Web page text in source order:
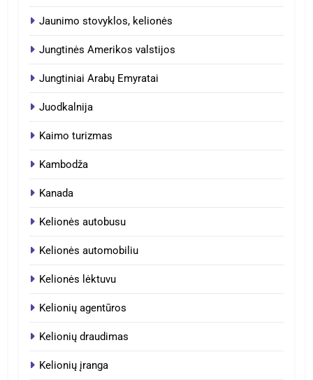
Jaunimo stovyklos, kelionės
Jungtinės Amerikos valstijos
Jungtiniai Arabų Emyratai
Juodkalnija
Kaimo turizmas
Kambodža
Kanada
Kelionės autobusu
Kelionės automobiliu
Kelionės lėktuvu
Kelionių agentūros
Kelionių draudimas
Kelionių įranga